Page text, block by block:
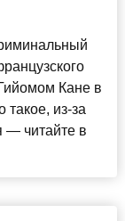
Кане в
такое, из-за
— читайте в